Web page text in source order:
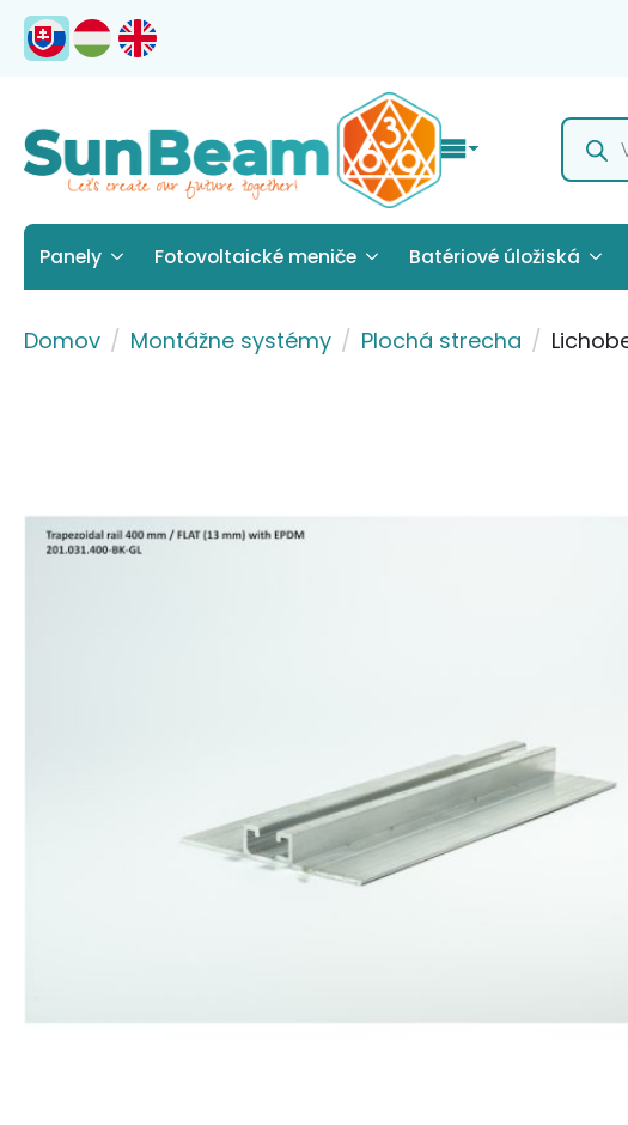
Panely Fotovoltaické meniče Batériové úložiská
Domov Montážne systémy Plochá strecha